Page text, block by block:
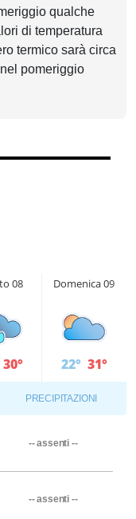
qualche
di temperatura
termico sarà circa
pomeriggio
08
30°
Domenica 09
22° 31°
PRECIPITAZIONI
-- assenti --
-- assenti --